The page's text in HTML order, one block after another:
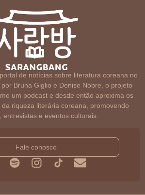
de notícias sobre literatura coreana no
Bruna Giglio e Denise Nobre, o projeto
um podcast e desde então aproxima os
riqueza literária coreana, promovendo
entrevistas e eventos culturais.
Fale conosco